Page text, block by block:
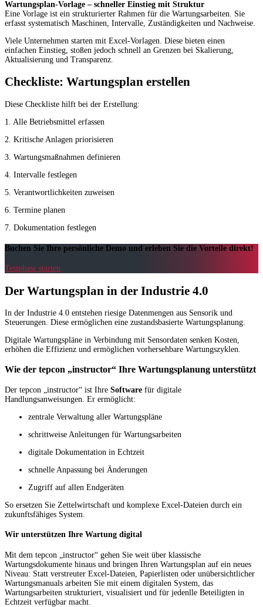
Wartungsplan-Vorlage – schneller Einstieg mit Struktur
Eine Vorlage ist ein strukturierter Rahmen für die Wartungsarbeiten. Sie
erfasst systematisch Maschinen, Intervalle, Zuständigkeiten und Nachweise.
Viele Unternehmen starten mit Excel-Vorlagen. Diese bieten einen
einfachen Einstieg, stoßen jedoch schnell an Grenzen bei Skalierung,
Aktualisierung und Transparenz.
Checkliste: Wartungsplan erstellen
Diese Checkliste hilft bei der Erstellung:
1. Alle Betriebsmittel erfassen
2. Kritische Anlagen priorisieren
3. Wartungsmaßnahmen definieren
4. Intervalle festlegen
5. Verantwortlichkeiten zuweisen
6. Termine planen
7. Dokumentation festlegen
Buchen Sie Ihre persönliche Demo und erleben Sie die Vorteile direkt!
Testphase starten
Der Wartungsplan in der Industrie 4.0
In der Industrie 4.0 entstehen riesige Datenmengen aus Sensorik und
Steuerungen. Diese ermöglichen eine zustandsbasierte Wartungsplanung.
Digitale Wartungspläne in Verbindung mit Sensordaten senken Kosten,
erhöhen die Effizienz und ermöglichen vorhersehbare Wartungszyklen.
Wie der tepcon „instructor“ Ihre Wartungsplanung unterstützt
Der tepcon „instructor“ ist Ihre Software für digitale
Handlungsanweisungen. Er ermöglicht:
zentrale Verwaltung aller Wartungspläne
schrittweise Anleitungen für Wartungsarbeiten
digitale Dokumentation in Echtzeit
schnelle Anpassung bei Änderungen
Zugriff auf allen Endgeräten
So ersetzen Sie Zettelwirtschaft und komplexe Excel-Dateien durch ein
zukunftsfähiges System.
Wir unterstützen Ihre Wartung digital
Mit dem tepcon „instructor“ gehen Sie weit über klassische
Wartungsdokumente hinaus und bringen Ihren Wartungsplan auf ein neues
Niveau: Statt verstreuter Excel-Dateien, Papierlisten oder unübersichtlicher
Wartungsmanuals arbeiten Sie mit einem digitalen System, das
Wartungsarbeiten strukturiert, visualisiert und für jedenlle Beteiligten in
Echtzeit verfügbar macht.